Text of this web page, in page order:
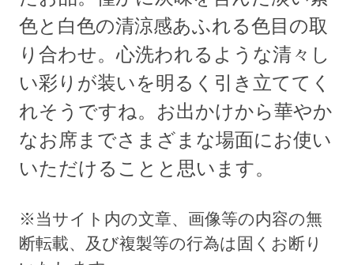
色と白色の清涼感あふれる色目の取
り合わせ。心洗われるような清々し
い彩りが装いを明るく引き立ててく
れそうですね。お出かけから華やか
なお席までさまざまな場面にお使い
いただけることと思います。